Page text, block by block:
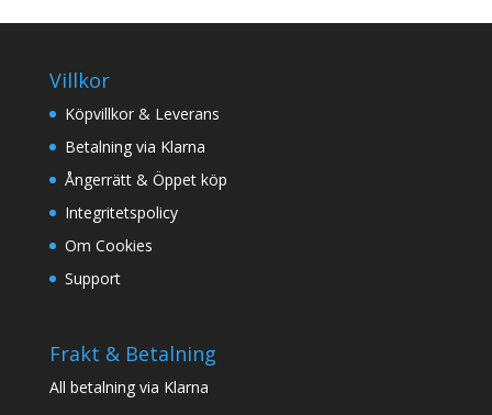
Villkor
Köpvillkor & Leverans
Betalning via Klarna
Ångerrätt & Öppet köp
Integritetspolicy
Om Cookies
Support
Frakt & Betalning
All betalning via Klarna